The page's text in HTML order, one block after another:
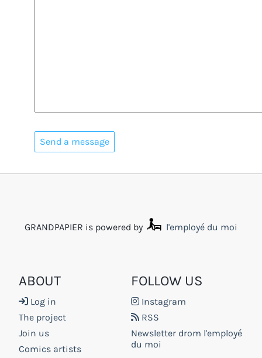
GRANDPAPIER is powered by l'employé du moi
ABOUT
Log in
The project
Join us
Comics artists
FOLLOW US
Instagram
RSS
Newsletter drom l'employé
du moi